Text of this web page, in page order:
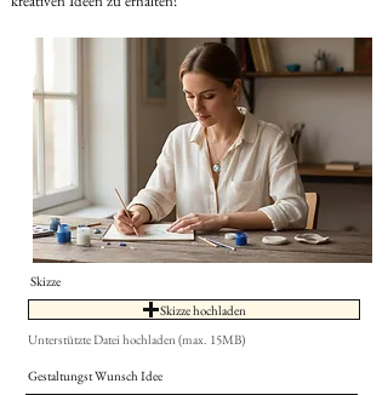
Skizze
Skizze hochladen
Unterstützte Datei hochladen (max. 15MB)
Gestaltungst Wunsch Idee